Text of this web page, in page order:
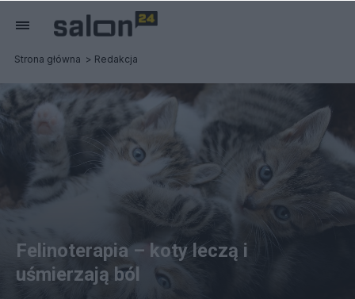
Strona główna Redakcja
Felinoterapia – koty leczą i
uśmierzają ból